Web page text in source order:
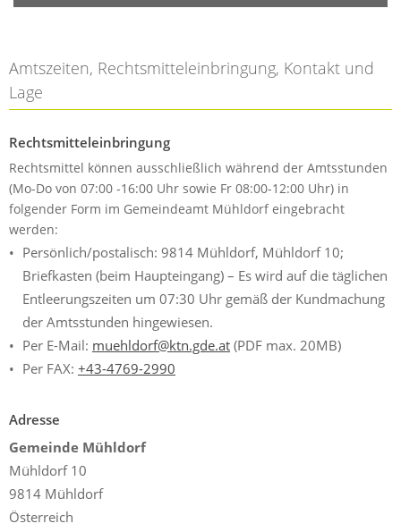
Amtszeiten, Rechtsmitteleinbringung, Kontakt und
Lage
Rechtsmitteleinbringung
Rechtsmittel können ausschließlich während der Amtsstunden
(Mo-Do von 07:00 -16:00 Uhr sowie Fr 08:00-12:00 Uhr) in
folgender Form im Gemeindeamt Mühldorf eingebracht
werden:
Persönlich/postalisch: 9814 Mühldorf, Mühldorf 10;
Briefkasten (beim Haupteingang) – Es wird auf die täglichen
Entleerungszeiten um 07:30 Uhr gemäß der Kundmachung
der Amtsstunden hingewiesen.
Per E-Mail: muehldorf@ktn.gde.at (PDF max. 20MB)
Per FAX: +43-4769-2990
Adresse
Gemeinde Mühldorf
Mühldorf 10
9814 Mühldorf
Österreich